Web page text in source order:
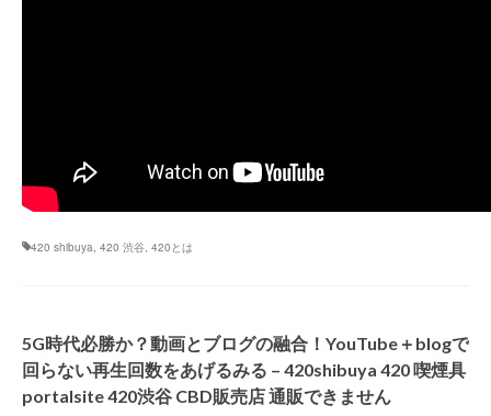
420 shibuya 420 渋谷 420とは
5G時代必勝か？動画とブログの融合！YouTube＋blogで
回らない再生回数をあげるみる – 420shibuya 420 喫煙具
portalsite 420渋谷 CBD販売店 通販できません